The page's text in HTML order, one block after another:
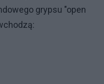
grypsu "open